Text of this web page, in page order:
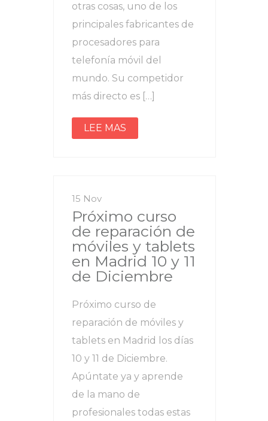
otras cosas, uno de los
principales fabricantes de
procesadores para
telefonía móvil del
mundo. Su competidor
más directo es […]
LEE MAS
15 Nov
Próximo curso
de reparación de
móviles y tablets
en Madrid 10 y 11
de Diciembre
Próximo curso de
reparación de móviles y
tablets en Madrid los días
10 y 11 de Diciembre.
Apúntate ya y aprende
de la mano de
profesionales todas estas